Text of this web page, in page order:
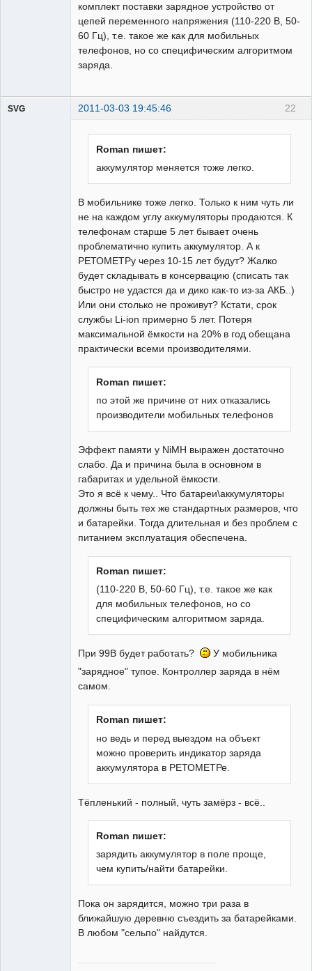
комплект поставки зарядное устройство от
цепей переменного напряжения (110-220 В, 50-
60 Гц), т.е. такое же как для мобильных
телефонов, но со специфическим алгоритмом
заряда.
22
SVG 2011-03-03 19:45:46
Roman пишет:
аккумулятор меняется тоже легко.
В мобильнике тоже легко. Только к ним чуть ли
не на каждом углу аккумуляторы продаются. К
телефонам старше 5 лет бывает очень
проблематично купить аккумулятор. А к
РЕТОМЕТРу через 10-15 лет будут? Жалко
будет складывать в консервацию (списать так
быстро не удастся да и дико как-то из-за АКБ..)
Или они столько не проживут? Кстати, срок
службы Li-ion примерно 5 лет. Потеря
максимальной ёмкости на 20% в год обещана
практически всеми производителями.
Roman пишет:
по этой же причине от них отказались
производители мобильных телефонов
Эффект памяти у NiMH выражен достаточно
слабо. Да и причина была в основном в
габаритах и удельной ёмкости.
Это я всё к чему.. Что батареи\аккумуляторы
должны быть тех же стандартных размеров, что
и батарейки. Тогда длительная и без проблем с
питанием эксплуатация обеспечена.
Roman пишет:
(110-220 В, 50-60 Гц), т.е. такое же как
для мобильных телефонов, но со
специфическим алгоритмом заряда.
При 99В будет работать?
У мобильника
"зарядное" тупое. Контроллер заряда в нём
самом.
Roman пишет:
но ведь и перед выездом на объект
можно проверить индикатор заряда
аккумулятора в РЕТОМЕТРе.
Тёпленький - полный, чуть замёрз - всё..
Roman пишет:
зарядить аккумулятор в поле проще,
чем купить/найти батарейки.
Пока он зарядится, можно три раза в
ближайшую деревню съездить за батарейками.
В любом "сельпо" найдутся.